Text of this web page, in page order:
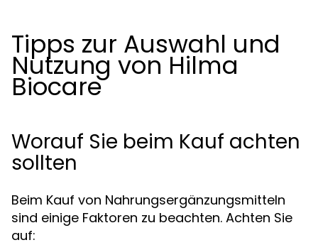
Tipps zur Auswahl und
Nutzung von Hilma
Biocare
Worauf Sie beim Kauf achten
sollten
Beim Kauf von Nahrungsergänzungsmitteln
sind einige Faktoren zu beachten. Achten Sie
auf: